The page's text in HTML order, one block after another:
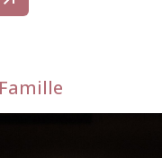
Famille